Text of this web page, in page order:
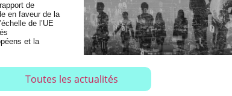
de
en faveur de la
de l’UE
et la
Toutes les actualités